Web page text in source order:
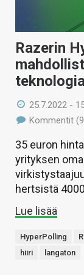
Razerin
25.7.2022 -
Kommentit
35 euron
yrityksen
hertsistä
Lue lisää
HyperPolling
hiiri
langaton